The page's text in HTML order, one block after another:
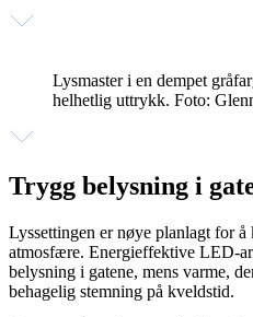
Lysmaster i en dempet
helhetlig uttrykk. Foto:
Trygg belysning i
Lyssettingen er nøye planlagt for
atmosfære. Energieffektive LED-
belysning i gatene, mens varme,
behagelig stemning på kveldstid.